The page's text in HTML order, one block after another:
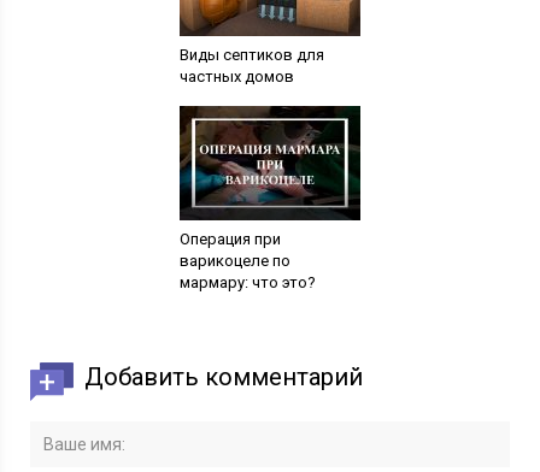
Виды септиков для
частных домов
Операция при
варикоцеле по
мармару: что это?
Добавить комментарий